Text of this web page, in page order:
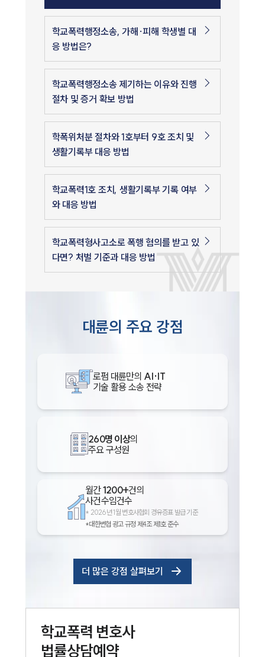
학교폭력행정소송, 가해·피해 학생별 대
응 방법은?
학교폭력행정소송 제기하는 이유와 진행
절차 및 증거 확보 방법
학폭위처분 절차와 1호부터 9호 조치 및
생활기록부 대응 방법
학교폭력1호 조치, 생활기록부 기록 여부
와 대응 방법
학교폭력형사고소로 폭행 혐의를 받고 있
다면? 처벌 기준과 대응 방법
대륜의 주요 강점
로펌 대륜만의 AI·IT
기술 활용 소송 전략
260명 이상의
주요 구성원
월간1200+건의
사건수임건수
* 2026년 1월 변호사협회 경유증표 발급 기준
*대한변협 광고 규정 제4조 제1호 준수
더 많은 강점 살펴보기
학교폭력 변호사
법률상담예약